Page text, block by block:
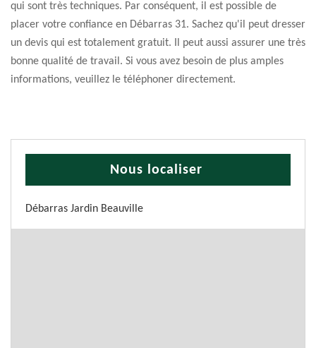
qui sont très techniques. Par conséquent, il est possible de
placer votre confiance en Débarras 31. Sachez qu'il peut dresser
un devis qui est totalement gratuit. Il peut aussi assurer une très
bonne qualité de travail. Si vous avez besoin de plus amples
informations, veuillez le téléphoner directement.
Nous localiser
Débarras Jardin Beauville